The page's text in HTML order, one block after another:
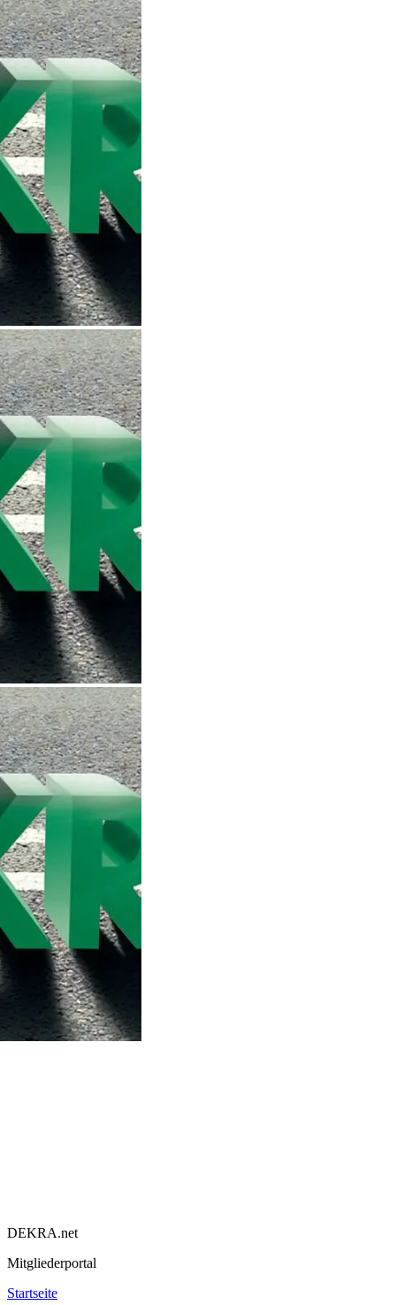
DEKRA.net
Mitgliederportal
Startseite